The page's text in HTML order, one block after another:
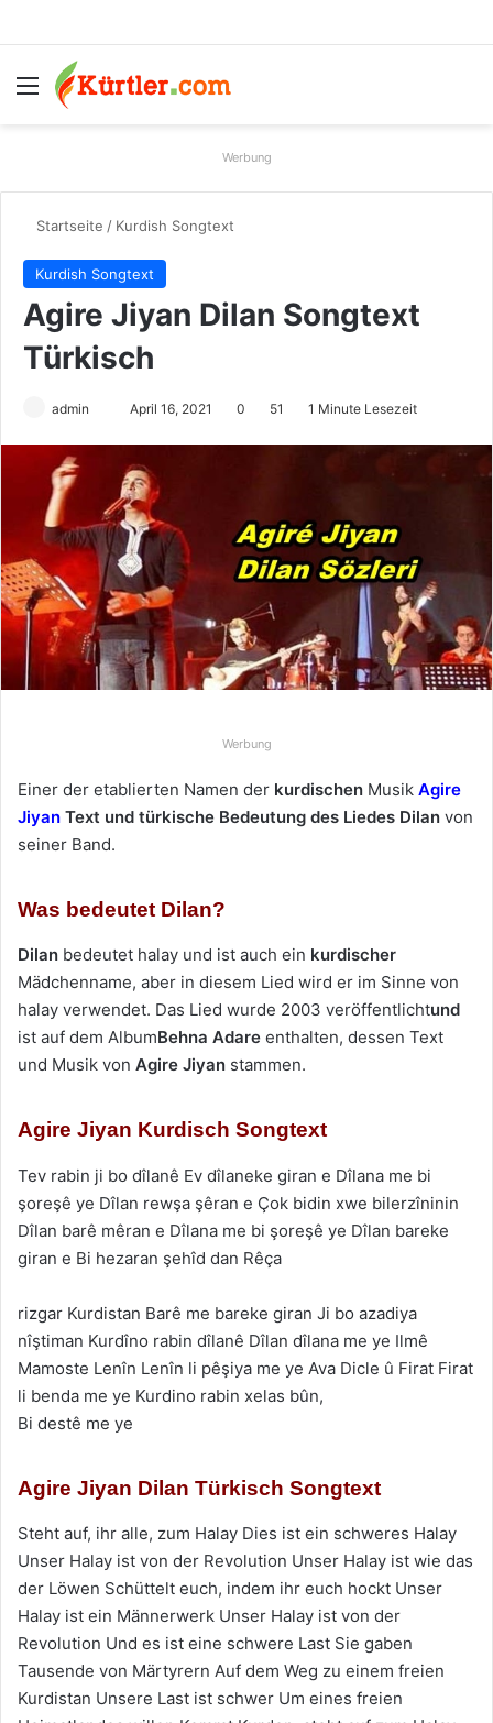
Menü
Werbung
Startseite / Kurdish Songtext
Kurdish Songtext
Agire Jiyan Dilan Songtext
Türkisch
admin
e
u
n
s
e
i
n
April 16, 2021 0 51 1 Minute Lesezeit
Werbung
Einer der etablierten Namen der kurdischen Musik Agire
Jiyan Text und türkische Bedeutung des Liedes Dilan von
seiner Band.
Was bedeutet Dilan?
Dilan bedeutet halay und ist auch ein kurdischer
Mädchenname, aber in diesem Lied wird er im Sinne von
halay verwendet. Das Lied wurde 2003 veröffentlichtund
ist auf dem AlbumBehna Adare enthalten, dessen Text
und Musik von Agire Jiyan stammen.
Agire Jiyan Kurdisch Songtext
Tev rabin ji bo dîlanê Ev dîlaneke giran e Dîlana me bi
şoreşê ye Dîlan rewşa şêran e Çok bidin xwe bilerzîninin
Dîlan barê mêran e Dîlana me bi şoreşê ye Dîlan bareke
giran e Bi hezaran şehîd dan Rêça
rizgar Kurdistan Barê me bareke giran Ji bo azadiya
nîştiman Kurdîno rabin dîlanê Dîlan dîlana me ye Ilmê
Mamoste Lenîn Lenîn li pêşiya me ye Ava Dicle û Firat Firat
li benda me ye Kurdino rabin xelas bûn,
Bi destê me ye
Agire Jiyan Dilan Türkisch Songtext
Steht auf, ihr alle, zum Halay Dies ist ein schweres Halay
Unser Halay ist von der Revolution Unser Halay ist wie das
der Löwen Schüttelt euch, indem ihr euch hockt Unser
Halay ist ein Männerwerk Unser Halay ist von der
Revolution Und es ist eine schwere Last Sie gaben
Tausende von Märtyrern Auf dem Weg zu einem freien
Kurdistan Unsere Last ist schwer Um eines freien